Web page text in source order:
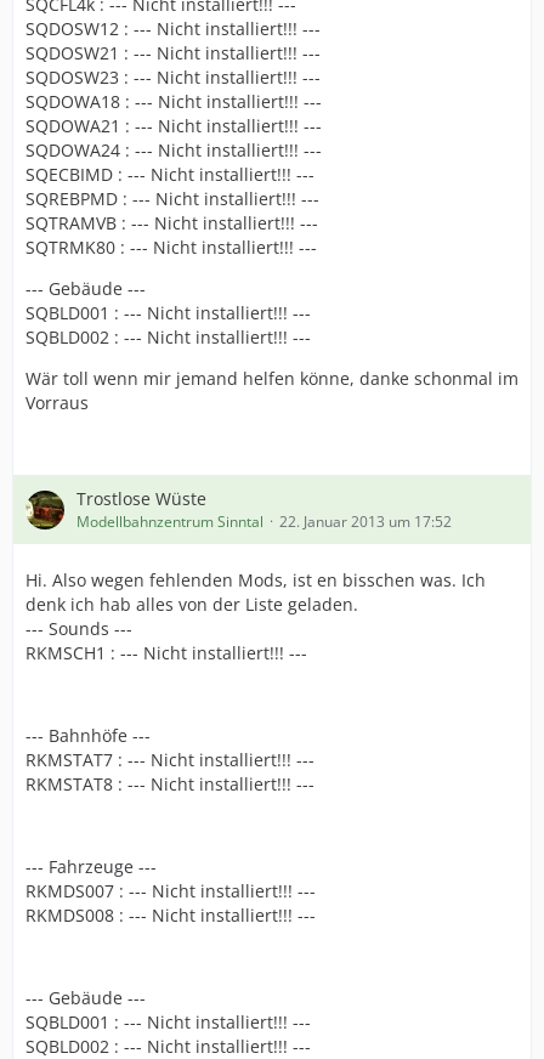
SQDOSW12 : --- Nicht installiert!!! ---
SQDOSW21 : --- Nicht installiert!!! ---
SQDOSW23 : --- Nicht installiert!!! ---
SQDOWA18 : --- Nicht installiert!!! ---
SQDOWA21 : --- Nicht installiert!!! ---
SQDOWA24 : --- Nicht installiert!!! ---
SQECBIMD : --- Nicht installiert!!! ---
SQREBPMD : --- Nicht installiert!!! ---
SQTRAMVB : --- Nicht installiert!!! ---
SQTRMK80 : --- Nicht installiert!!! ---
--- Gebäude ---
SQBLD001 : --- Nicht installiert!!! ---
SQBLD002 : --- Nicht installiert!!! ---
Wär toll wenn mir jemand helfen könne, danke schonmal im
Vorraus
Trostlose Wüste
Modellbahnzentrum Sinntal 22. Januar 2013 um 17:52
Hi. Also wegen fehlenden Mods, ist en bisschen was. Ich
denk ich hab alles von der Liste geladen.
--- Sounds ---
RKMSCH1 : --- Nicht installiert!!! ---
--- Bahnhöfe ---
RKMSTAT7 : --- Nicht installiert!!! ---
RKMSTAT8 : --- Nicht installiert!!! ---
--- Fahrzeuge ---
RKMDS007 : --- Nicht installiert!!! ---
RKMDS008 : --- Nicht installiert!!! ---
--- Gebäude ---
SQBLD001 : --- Nicht installiert!!! ---
SQBLD002 : --- Nicht installiert!!! ---